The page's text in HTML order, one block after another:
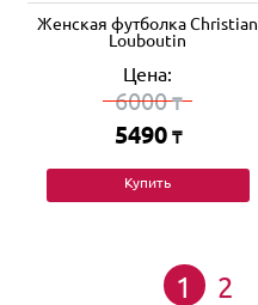
Женская футболка Christian
Louboutin
Цена:
6000₸
5490 ₸
Купить
1 2